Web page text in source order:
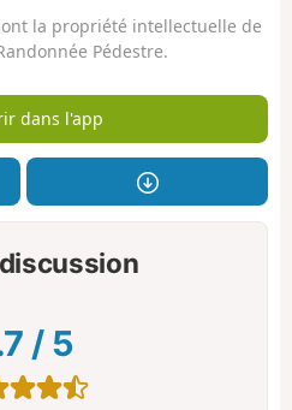
la propriété intellectuelle de
Pédestre.
dans l'app
/ 5